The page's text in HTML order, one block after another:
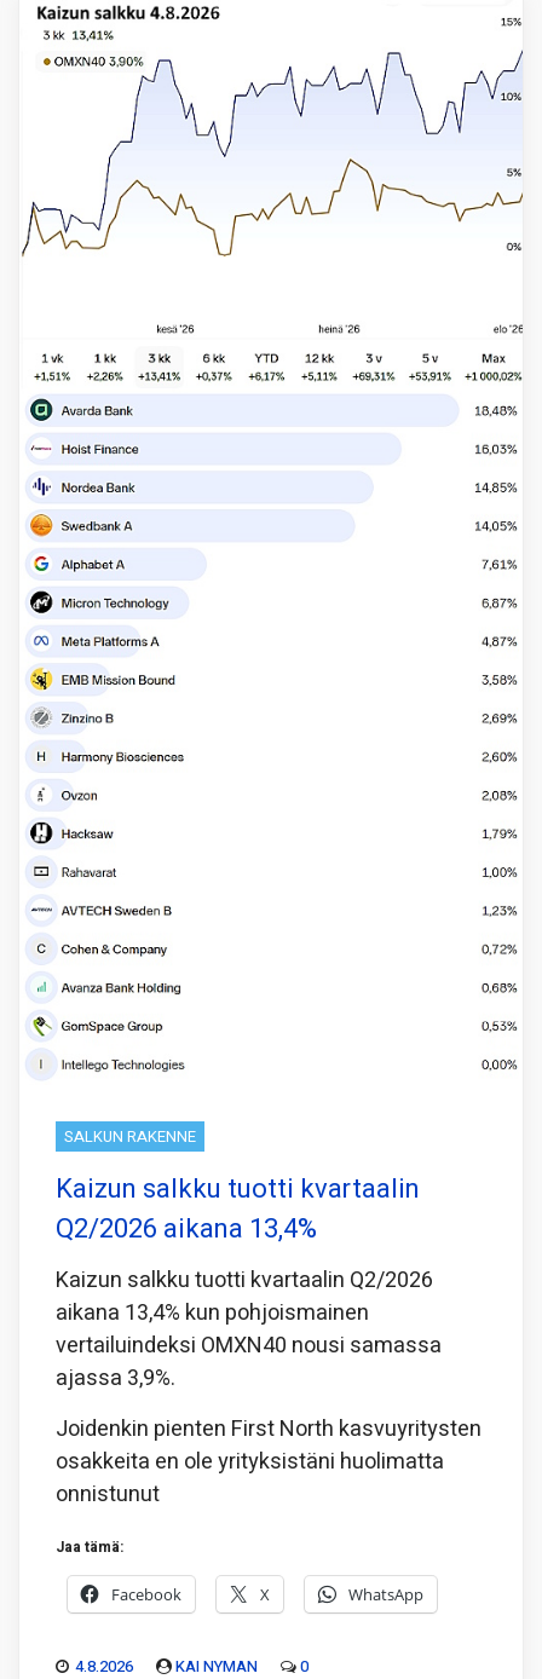
SALKUN RAKENNE
Kaizun salkku tuotti kvartaalin
Q2/2026 aikana 13,4%
Kaizun salkku tuotti kvartaalin Q2/2026
aikana 13,4% kun pohjoismainen
vertailuindeksi OMXN40 nousi samassa
ajassa 3,9%.
Joidenkin pienten First North kasvuyritysten
osakkeita en ole yrityksistäni huolimatta
onnistunut
Jaa tämä:
Facebook X WhatsApp
4.8.2026 KAI NYMAN 0